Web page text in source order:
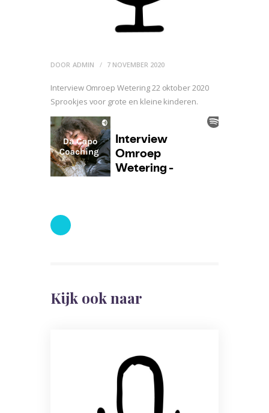
DOOR ADMIN 7 NOVEMBER 2020
Interview Omroep Wetering 22 oktober 2020
Sprookjes voor grote en kleine kinderen.
Kijk ook naar